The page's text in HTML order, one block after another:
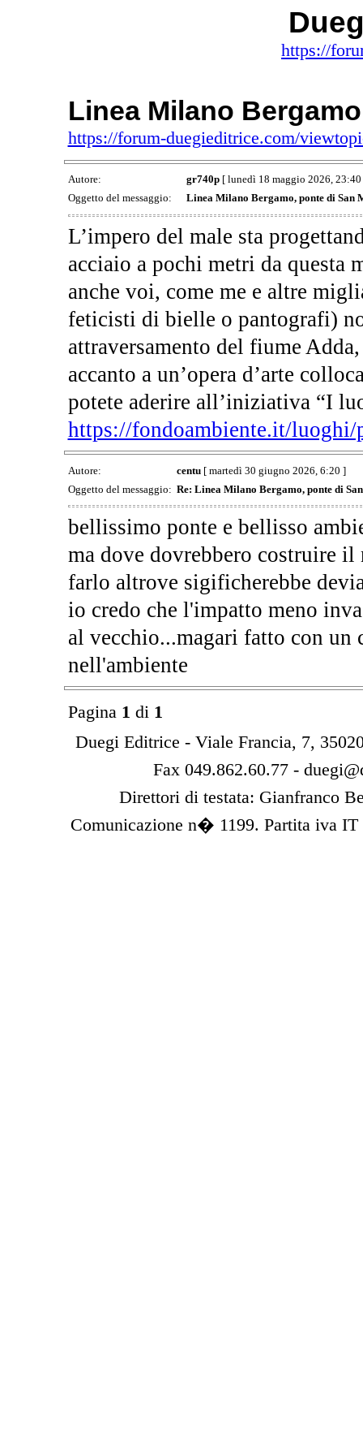
https://
Linea Milano
https://forum-duegieditrice.com/
Autore: gr740p[ lunedì 18 maggio 2026, 23:40
Oggetto del messaggio:
Linea Milano Bergamo, ponte di San
L’impero del male sta
acciaio a pochi metri da questa
anche voi, come me e altre
feticisti di bielle o pantografi)
attraversamento del fiume
accanto a un’opera d’arte
potete aderire all’iniziativa “I
https://fondoambiente.it/luoghi/
Autore: centu[ martedì 30 giugno 2026, 6:20 ]
Oggetto del messaggio: Re: Linea Milano Bergamo, ponte di
bellissimo ponte e bellisso
ma dove dovrebbero costruire il
farlo altrove sigificherebbe
io credo che l'impatto meno
al vecchio...magari fatto con
nell'ambiente
Pagina 1 di 1
Duegi Editrice - Viale Francia, 7,
Fax 049.862.60.77 -
Direttori di testata: Gianfranco
Comunicazione n� 1199. Partita iva